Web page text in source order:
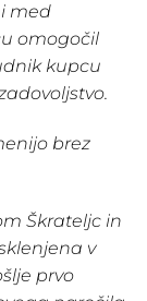
med
omogočil
kupcu
brez
Škrateljc in
v
prvo